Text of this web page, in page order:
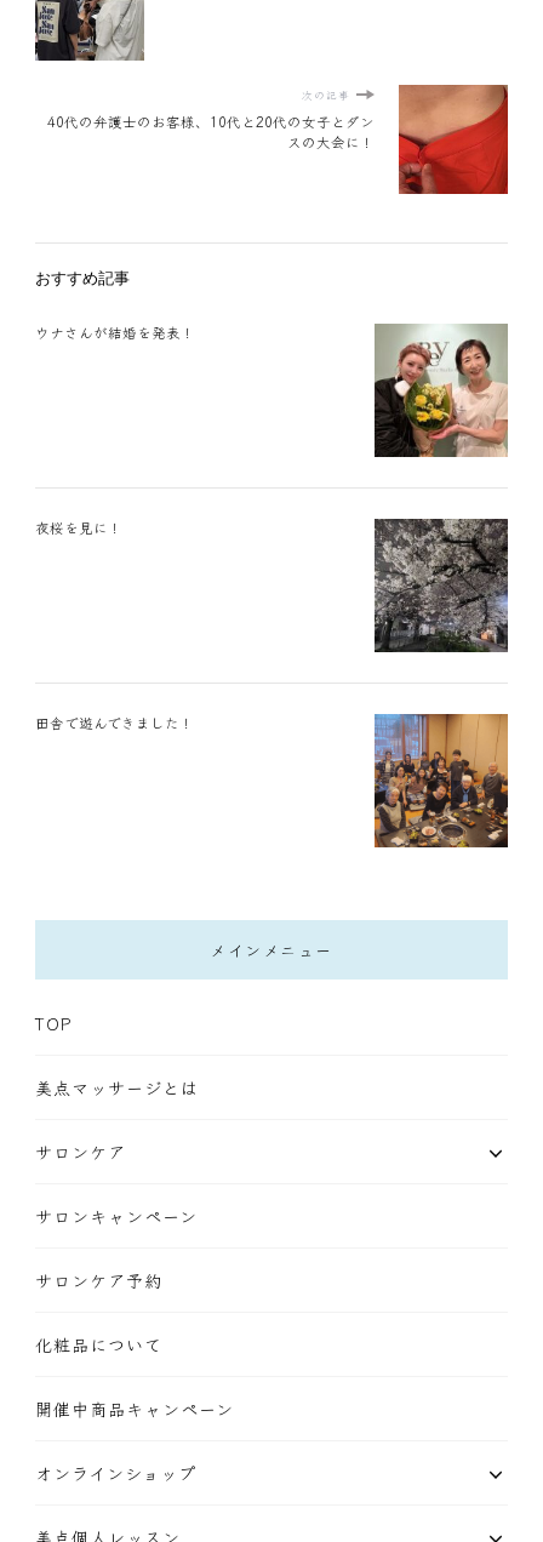
次の記事
40代の弁護士のお客様、10代と20代の女子とダン
スの大会に！
おすすめ記事
ウナさんが結婚を発表！
夜桜を見に！
田舎で遊んできました！
メインメニュー
TOP
美点マッサージとは
サロンケア
サロンキャンペーン
サロンケア予約
化粧品について
開催中商品キャンペーン
オンラインショップ